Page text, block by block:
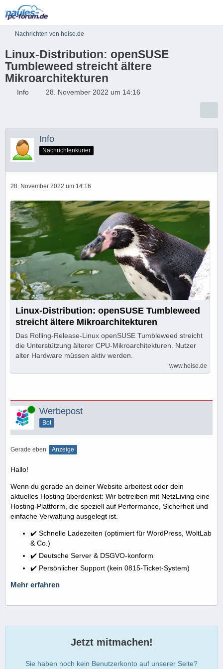
Nachrichten von heise.de
Linux-Distribution: openSUSE
Tumbleweed streicht ältere
Mikroarchitekturen
Info 28. November 2022 um 14:16
Info
Nachrichtenkurier
28. November 2022 um 14:16
Linux-Distribution: openSUSE Tumbleweed
streicht ältere Mikroarchitekturen
Das Rolling-Release-Linux openSUSE Tumbleweed streicht
die Unterstützung älterer CPU-Mikroarchitekturen. Nutzer
alter Hardware müssen aktiv werden.
www.heise.de
Online Werbepost
Bot
Gerade eben Anzeige
Hallo!
Wenn du gerade an deiner Website arbeitest oder dein
aktuelles Hosting überdenkst: Wir betreiben mit NetzLiving eine
Hosting-Plattform, die speziell auf Performance, Sicherheit und
einfache Verwaltung ausgelegt ist.
✔️ Schnelle Ladezeiten (optimiert für WordPress, WoltLab
& Co.)
✔️ Deutsche Server & DSGVO-konform
✔️ Persönlicher Support (kein 0815-Ticket-System)
Mehr erfahren
Jetzt mitmachen!
Sie haben noch kein Benutzerkonto auf unserer Seite?